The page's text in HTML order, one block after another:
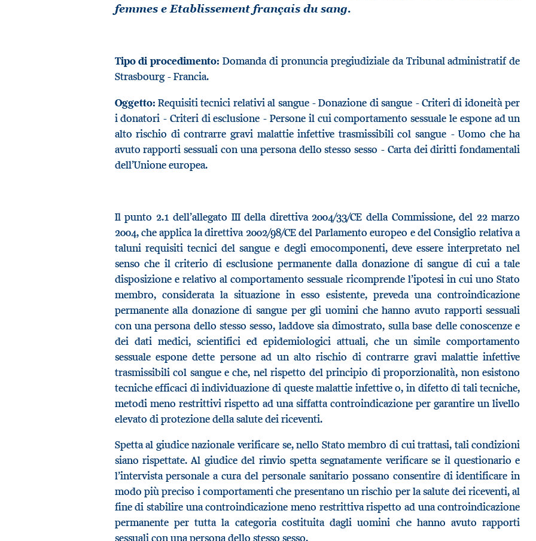
femmes e Etablissement français du sang.
Tipo di procedimento: Domanda di pronuncia pregiudiziale da Tribunal administratif de
Strasbourg - Francia.
Oggetto: Requisiti tecnici relativi al sangue - Donazione di sangue - Criteri di idoneità per
i donatori - Criteri di esclusione - Persone il cui comportamento sessuale le espone ad un
alto rischio di contrarre gravi malattie infettive trasmissibili col sangue - Uomo che ha
avuto rapporti sessuali con una persona dello stesso sesso - Carta dei diritti fondamentali
dell’Unione europea.
Il punto 2.1 dell’allegato III della direttiva 2004/33/CE della Commissione, del 22 marzo
2004, che applica la direttiva 2002/98/CE del Parlamento europeo e del Consiglio relativa a
taluni requisiti tecnici del sangue e degli emocomponenti, deve essere interpretato nel
senso che il criterio di esclusione permanente dalla donazione di sangue di cui a tale
disposizione e relativo al comportamento sessuale ricomprende l’ipotesi in cui uno Stato
membro, considerata la situazione in esso esistente, preveda una controindicazione
permanente alla donazione di sangue per gli uomini che hanno avuto rapporti sessuali
con una persona dello stesso sesso, laddove sia dimostrato, sulla base delle conoscenze e
dei dati medici, scientifici ed epidemiologici attuali, che un simile comportamento
sessuale espone dette persone ad un alto rischio di contrarre gravi malattie infettive
trasmissibili col sangue e che, nel rispetto del principio di proporzionalità, non esistono
tecniche efficaci di individuazione di queste malattie infettive o, in difetto di tali tecniche,
metodi meno restrittivi rispetto ad una siffatta controindicazione per garantire un livello
elevato di protezione della salute dei riceventi.
Spetta al giudice nazionale verificare se, nello Stato membro di cui trattasi, tali condizioni
siano rispettate. Al giudice del rinvio spetta segnatamente verificare se il questionario e
l’intervista personale a cura del personale sanitario possano consentire di identificare in
modo più preciso i comportamenti che presentano un rischio per la salute dei riceventi, al
fine di stabilire una controindicazione meno restrittiva rispetto ad una controindicazione
permanente per tutta la categoria costituita dagli uomini che hanno avuto rapporti
sessuali con una persona dello stesso sesso.